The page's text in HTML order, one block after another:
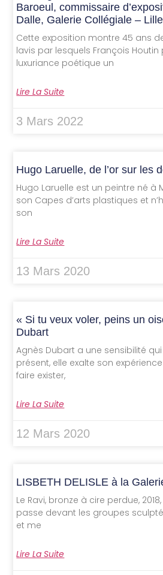
Baroeul, commissaire
Dalle, Galerie Collégiale – Lille
Cette exposition montre 45 ans
lavis par lesquels François
luxuriance poétique un
Lire La Suite
3 Mars 2022
Hugo Laruelle, de l’or sur les
Hugo Laruelle est un peintre né à
son Capes d’arts plastiques et
son
Lire La Suite
13 Mars 2020
« Si tu veux voler, peins un
Dubart
Agnès Dubart a une sensibilité
présent, elle exalte son
faire exister,
Lire La Suite
12 Mars 2020
LISBETH DELISLE à la
Le Ravi, bronze à cire perdue, 2018,
passe devant les groupes
et me
Lire La Suite